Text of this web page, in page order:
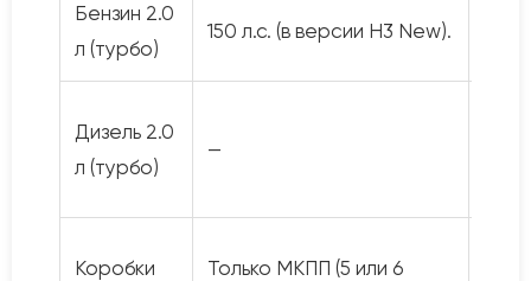
Бензин 2.0
л (турбо)
150 л.с. (в версии H3 New).
Дизель 2.0
л (турбо)
—
Коробки
Только МКПП (5 или 6